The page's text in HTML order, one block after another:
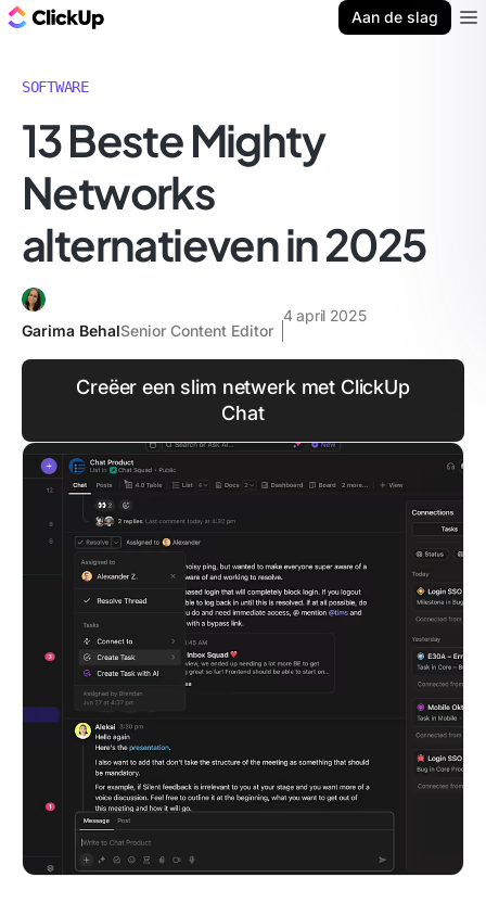
Aan de slag
SOFTWARE
13 Beste Mighty
Networks
alternatieven in 2025
Garima BehalSenior Content Editor
4 april 2025
Creëer een slim netwerk met ClickUp
Chat